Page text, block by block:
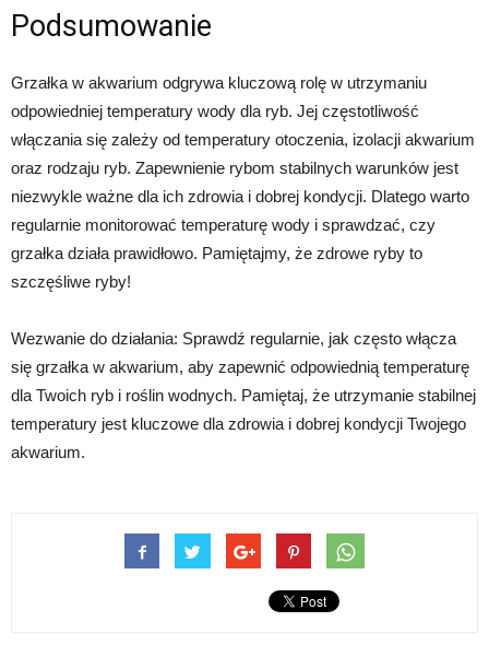
Podsumowanie
Grzałka w akwarium odgrywa kluczową rolę w utrzymaniu
odpowiedniej temperatury wody dla ryb. Jej częstotliwość
włączania się zależy od temperatury otoczenia, izolacji akwarium
oraz rodzaju ryb. Zapewnienie rybom stabilnych warunków jest
niezwykle ważne dla ich zdrowia i dobrej kondycji. Dlatego warto
regularnie monitorować temperaturę wody i sprawdzać, czy
grzałka działa prawidłowo. Pamiętajmy, że zdrowe ryby to
szczęśliwe ryby!
Wezwanie do działania: Sprawdź regularnie, jak często włącza
się grzałka w akwarium, aby zapewnić odpowiednią temperaturę
dla Twoich ryb i roślin wodnych. Pamiętaj, że utrzymanie stabilnej
temperatury jest kluczowe dla zdrowia i dobrej kondycji Twojego
akwarium.